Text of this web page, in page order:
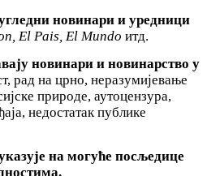
новинари и уредници
El Pais, El Mundo итд.
новинари и новинарство у
рад на црно, неразумијевање
природе, аутоцензура,
недостатак публике
на могуће посљедице